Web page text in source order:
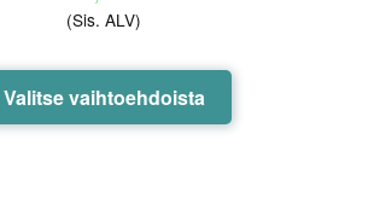
7,90 €
(Sis. ALV)
Valitse vaihtoehdoista
Tällä
tuotteella